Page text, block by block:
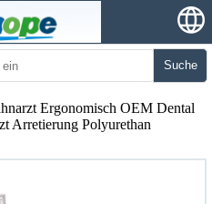
Suche
Ergonomisch OEM Dental
Arretierung Polyurethan